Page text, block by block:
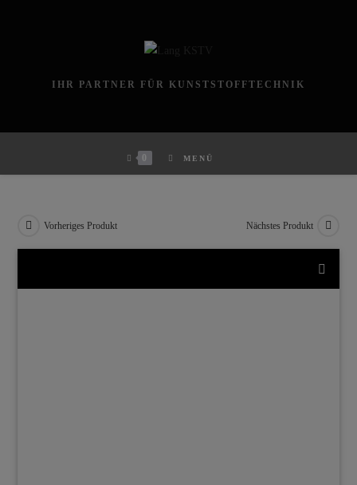
IHR PARTNER FÜR KUNSTSTOFFTECHNIK
MENÜ
Vorheriges Produkt Nächstes Produkt